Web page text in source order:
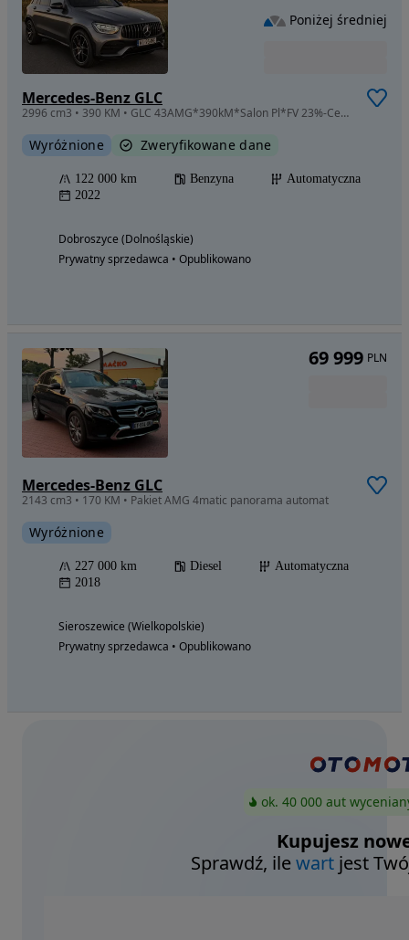
Mercedes-Benz GLC
2996 cm3 • 390 KM • GLC 43AMG*390kM*Salon Pl*FV 23%-Cena brutto*Bez wypadku!!!
Wyróżnione Zweryfikowane dane
122 000 km Benzyna
Automatyczna
2022
Dobroszyce (Dolnośląskie)
Prywatny sprzedawca • Opublikowano
Poniżej średniej
Mercedes-Benz GLC
2143 cm3 • 170 KM • Pakiet AMG 4matic panorama automat
Wyróżnione
227 000 km Diesel
Automatyczna
2018
Sieroszewice (Wielkopolskie)
Prywatny sprzedawca • Opublikowano
69 999 PLN
ok. 40 000 aut
Kupujesz
Sprawdź, ilewart jest